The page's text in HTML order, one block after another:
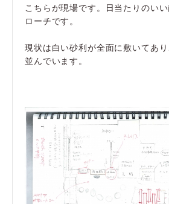
こちらが現場です。日当たりのい
ローチです。
現状は白い砂利が全面に敷いてあ
並んでいます。